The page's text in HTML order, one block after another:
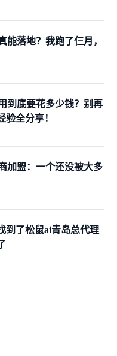
能落地？我跑了仨月，
到底要花多少钱？别再
验全分享！
加盟：一个还没被大多
到了松鼠ai青岛总代理